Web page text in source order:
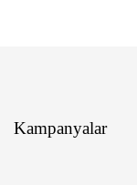
Kampanyalar